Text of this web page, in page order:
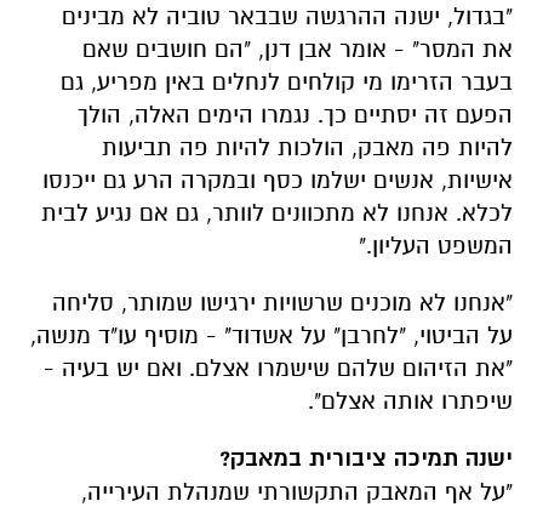
"בגדול, ישנה ההרגשה שבבאר טוביה לא מבינים
את המסר" - אומר אבן דנן, "הם חושבים שאם
בעבר הזרימו מי קולחים לנחלים באין מפריע, גם
הפעם זה יסתיים כך. נגמרו הימים האלה, הולך
להיות פה מאבק, הולכות להיות פה תביעות
אישיות, אנשים ישלמו כסף ובמקרה הרע גם ייכנסו
לכלא. אנחנו לא מתכוונים לוותר, גם אם נגיע לבית
המשפט העליון."
"אנחנו לא מוכנים שרשויות ירגישו שמותר, סליחה
על הביטוי, "לחרבן" על אשדוד" - מוסיף עו"ד מנשה,
"את הזיהום שלהם שישמרו אצלם. ואם יש בעיה -
שיפתרו אותה אצלם".
ישנה תמיכה ציבורית במאבק?
"על אף המאבק התקשורתי שמנהלת העירייה,